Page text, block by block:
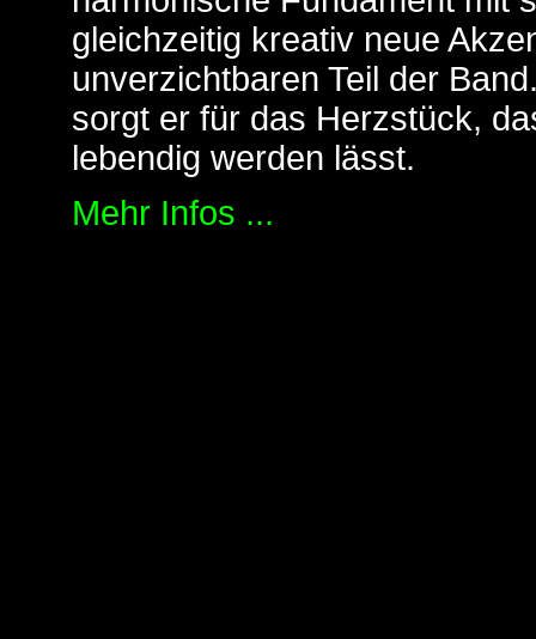
gleichzeitig kreativ neue
unverzichtbaren Teil der
sorgt er für das Herzstück,
lebendig werden lässt.
Mehr Infos ...